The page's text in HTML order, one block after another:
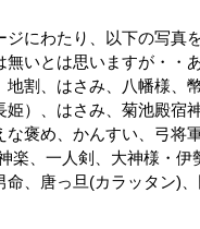
ジにわたり、以下の写真
無いとは思いますが・・
地割、はさみ、八幡様、
姫）、はさみ、菊池殿宿
な褒め、かんすい、弓将
楽、一人剣、大神様・伊
命、唐っ旦(カラッタン)、